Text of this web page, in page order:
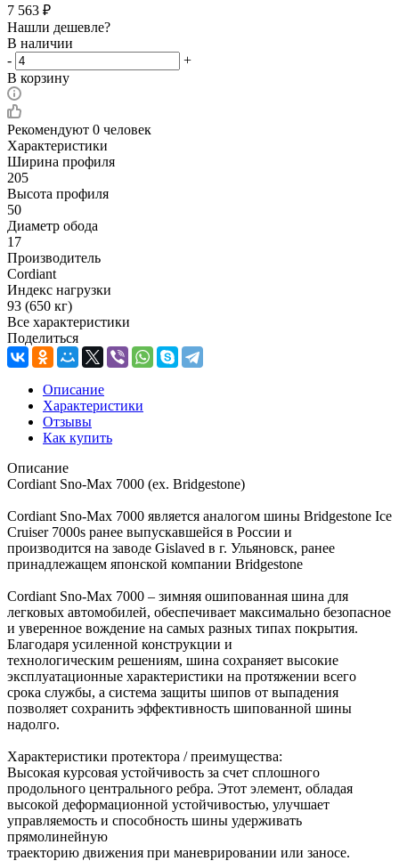
7 563 ₽
Нашли дешевле?
В наличии
-
+
В корзину
Рекомендуют 0 человек
Характеристики
Ширина профиля
205
Высота профиля
50
Диаметр обода
17
Производитель
Cordiant
Индекс нагрузки
93 (650 кг)
Все характеристики
Поделиться
Описание
Характеристики
Отзывы
Как купить
Описание
Cordiant Sno-Max 7000 (ex. Bridgestone)
Cordiant Sno-Max 7000 является аналогом шины Bridgestone Ice
Cruiser 7000s ранее выпускавшейся в России и
производится на заводе Gislaved в г. Ульяновск, ранее
принадлежащем японской компании Bridgestone
Cordiant Sno-Max 7000 – зимняя ошипованная шина для
легковых автомобилей, обеспечивает максимально безопасное
и уверенное вождение на самых разных типах покрытия.
Благодаря усиленной конструкции и
технологическим решениям, шина сохраняет высокие
эксплуатационные характеристики на протяжении всего
срока службы, а система защиты шипов от выпадения
позволяет сохранить эффективность шипованной шины
надолго.
Характеристики протектора / преимущества:
Высокая курсовая устойчивость за счет сплошного
продольного центрального ребра. Этот элемент, обладая
высокой деформационной устойчивостью, улучшает
управляемость и способность шины удерживать
прямолинейную
траекторию движения при маневрировании или заносе.